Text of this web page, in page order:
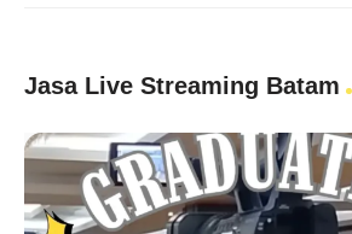
Jasa Live Streaming Batam